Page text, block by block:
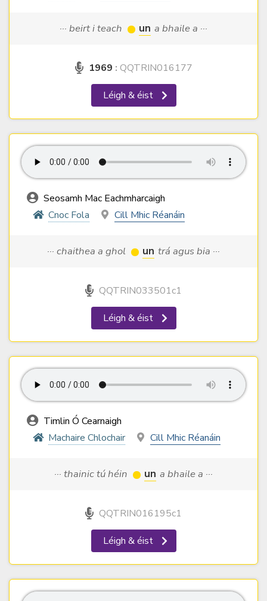
··· beirt i teach un a bhaile a ···
1969 : QQTRIN016177
Léigh & éist
Seosamh Mac Eachmharcaigh
Cnoc Fola
Cill Mhic Réanáin
··· chaithea a ghol un trá agus bia ···
QQTRIN033501c1
Léigh & éist
Timlin Ó Cearnaigh
Machaire Chlochair
Cill Mhic Réanáin
··· thainic tú héin un a bhaile a ···
QQTRIN016195c1
Léigh & éist